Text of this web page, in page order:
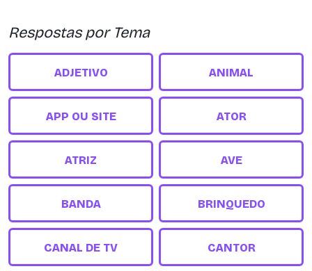
Respostas por Tema
ADJETIVO ANIMAL
APP OU SITE ATOR
ATRIZ AVE
BANDA BRINQUEDO
CANAL DE TV CANTOR